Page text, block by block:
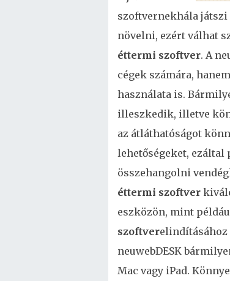
szoftvernekhála
növelni, ezért válhat
éttermi szoftver. A
cégek számára,
használata is.
illeszkedik, illetve
az átláthatóságot
lehetőségeket,
összehangolni
éttermi szoftver
eszközön, mint
szoftverelindításához
neuwebDESK
Mac vagy iPad.